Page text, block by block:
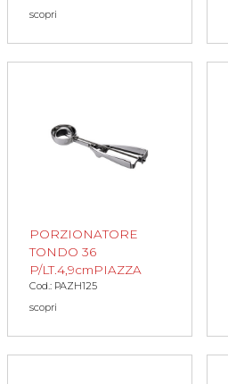
scopri
PORZIONATORE
TONDO 36
P/LT.4,9cmPIAZZA
Cod.: PAZH125
scopri